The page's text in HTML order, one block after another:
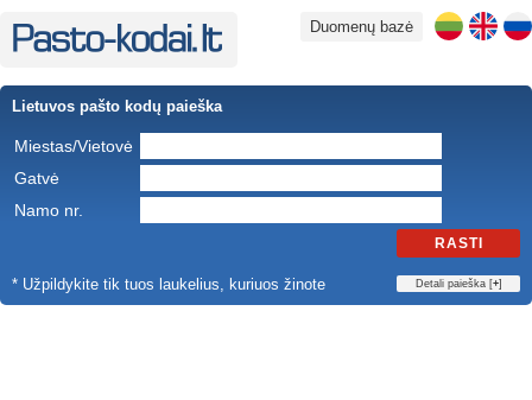
Duomenų bazė
Lietuvos pašto kodų paieška
Miestas/Vietovė
Gatvė
Namo nr.
RASTI
* Užpildykite tik tuos laukelius, kuriuos žinote Detali paieška [+]